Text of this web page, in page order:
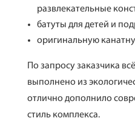
развлекательные
батуты для детей и
оригинальную
По запросу заказчика
выполнено из
отлично дополнило
стиль комплекса.